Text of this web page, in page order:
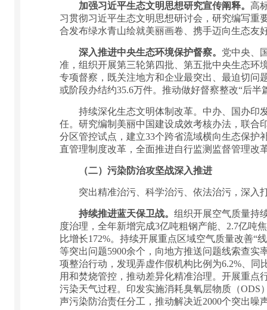
加强习近平生态文明思想研究宣传阐释。 高
习贯彻习近平生态文明思想研讨会，研究编写重
合发布绿水青山绘就美丽画卷、携手迈向生态友
深入推进中央生态环境保护督察。 党中央、
准，组织开展第三轮第四批、第五批中央生态环
专项督察，既关注地方和企业最突出、最迫切问
或阶段办结约35.6万件。推动做好督察整改“后
持续深化生态文明体制改革。中办、国办印发
任。研究编制美丽中国建设成效考核办法，联合
分区管控试点，建立33个跨省流域横向生态保护
直管理制度改革，全面推进自行监测监督管理改
（二）污染防治攻坚战深入推进
突出精准治污、科学治污、依法治污，深入
持续推进蓝天保卫战。 组织开展空气质量持
度治理，全年新增完成3亿吨粗钢产能、2.7亿吨
比增长172%。持续开展重点区域空气质量改善“
等突出问题5900余个，向地方推送问题线索查
项整治行动，发现弄虚作假机构比例为6.2%、
用和焚烧管控，推动差异化精准治理。开展重
污染天气过程。印发实施消耗臭氧层物质（ODS
声污染防治责任分工，推动解决近2000个突出噪